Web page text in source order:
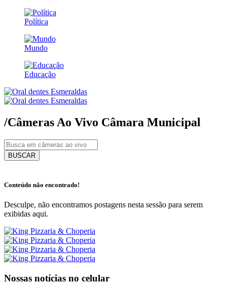
Política
Mundo
Educação
/Câmeras Ao Vivo Câmara Municipal
BUSCAR
Conteúdo não encontrado!
Desculpe, não encontramos postagens nesta sessão para serem
exibidas aqui.
Nossas notícias no celular